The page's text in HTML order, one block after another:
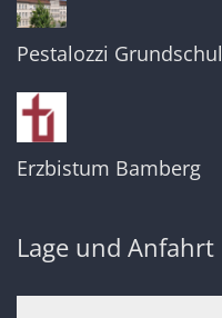
Pestalozzi
Erzbistum Bamberg
Lage und Anfahrt